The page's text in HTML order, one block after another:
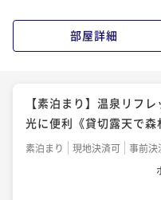
部屋詳細
【素泊まり】温泉リフ
光に便利《貸切露天で森
素泊まり 現地決済可 事前決